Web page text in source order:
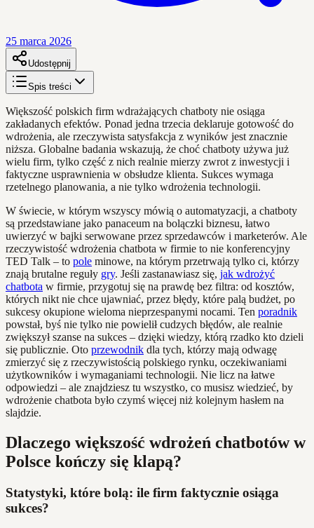
25 marca 2026
Udostępnij
Spis treści
Większość polskich firm wdrażających chatboty nie osiąga
zakładanych efektów. Ponad jedna trzecia deklaruje gotowość do
wdrożenia, ale rzeczywista satysfakcja z wyników jest znacznie
niższa. Globalne badania wskazują, że choć chatboty używa już
wielu firm, tylko część z nich realnie mierzy zwrot z inwestycji i
faktyczne usprawnienia w obsłudze klienta. Sukces wymaga
rzetelnego planowania, a nie tylko wdrożenia technologii.
W świecie, w którym wszyscy mówią o automatyzacji, a chatboty
są przedstawiane jako panaceum na bolączki biznesu, łatwo
uwierzyć w bajki serwowane przez sprzedawców i marketerów. Ale
rzeczywistość wdrożenia chatbota w firmie to nie konferencyjny
TED Talk – to pole minowe, na którym przetrwają tylko ci, którzy
znają brutalne reguły gry. Jeśli zastanawiasz się, jak wdrożyć
chatbota w firmie, przygotuj się na prawdę bez filtra: od kosztów,
których nikt nie chce ujawniać, przez błędy, które palą budżet, po
sukcesy okupione wieloma nieprzespanymi nocami. Ten poradnik
powstał, byś nie tylko nie powielił cudzych błędów, ale realnie
zwiększył szanse na sukces – dzięki wiedzy, którą rzadko kto dzieli
się publicznie. Oto przewodnik dla tych, którzy mają odwagę
zmierzyć się z rzeczywistością polskiego rynku, oczekiwaniami
użytkowników i wymaganiami technologii. Nie licz na łatwe
odpowiedzi – ale znajdziesz tu wszystko, co musisz wiedzieć, by
wdrożenie chatbota było czymś więcej niż kolejnym hasłem na
slajdzie.
Dlaczego większość wdrożeń chatbotów w
Polsce kończy się klapą?
Statystyki, które bolą: ile firm faktycznie osiąga
sukces?